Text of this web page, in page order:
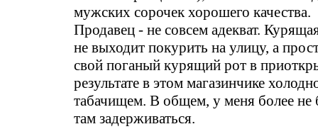
мужских сорочек хорошего качества.
Продавец - не совсем адекват.
не выходит покурить на улицу, а
свой поганый курящий рот в
результате в этом магазинчике
табачищем. В общем, у меня более
там задерживаться.